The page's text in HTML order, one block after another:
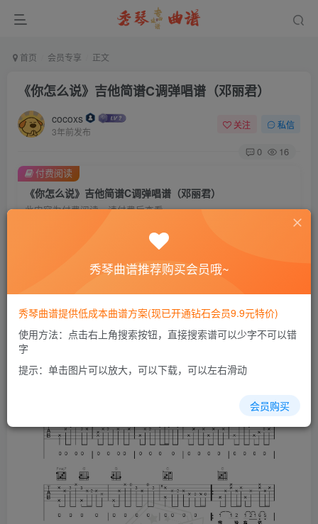
首页 会员专享 正文
《你怎么说》吉他简谱C调弹唱谱（邓丽君）
cocoxs
3年前发布
关注 私信
0 16
《你怎么说》吉他简谱C调弹唱谱（邓丽君）
此内容为付费阅读，请付费后查看
会员专属资源
黄金会员免费 钻石会员
开通会员
付费阅读
秀琴曲谱推荐购买会员哦~
秀琴曲谱提供低成本曲谱方案(现已开通钻石会员9.9元特价)
使用方法：点击右上角搜索按钮，直接搜索谱可以少字不可以错
字
提示：单击图片可以放大，可以下载，可以左右滑动
会员购买